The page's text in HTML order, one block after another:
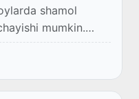
shamol
mumkin.
etadi.